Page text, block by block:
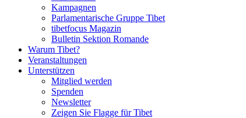
Kampagnen
Parlamentarische Gruppe Tibet
tibetfocus Magazin
Bulletin Sektion Romande
Warum Tibet?
Veranstaltungen
Unterstützen
Mitglied werden
Spenden
Newsletter
Zeigen Sie Flagge für Tibet